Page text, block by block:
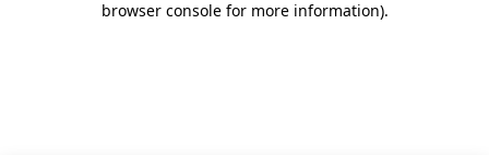
browser console for more information).